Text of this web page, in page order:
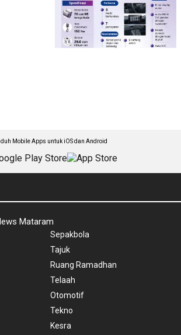
Mobile Apps untuk iOS dan Android
Mataram
Sepakbola
Tajuk
Ruang Ramadhan
Telaah
Otomotif
Tekno
Kesra